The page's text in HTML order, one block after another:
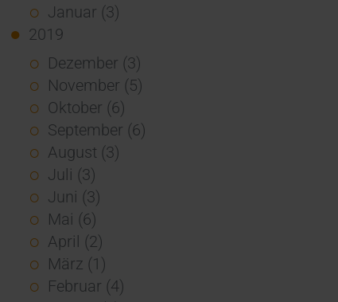
Januar (3)
2019
Dezember (3)
November (5)
Oktober (6)
September (6)
August (3)
Juli (3)
Juni (3)
Mai (6)
April (2)
März (1)
Februar (4)